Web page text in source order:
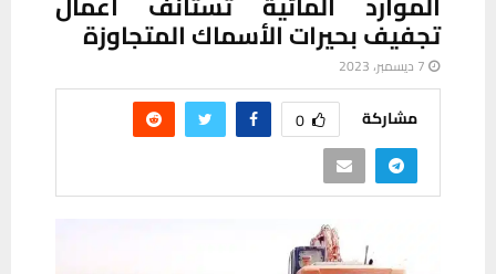
تجفيف بحيرات الأسماك المتجاوزة
7 ديسمبر، 2023
مشاركة 0